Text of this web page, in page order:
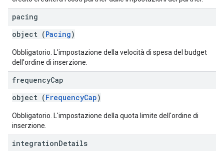
pacing
object (Pacing)
Obbligatorio. L'impostazione della velocità di spesa del budget
dell'ordine di inserzione.
frequencyCap
object (FrequencyCap)
Obbligatorio. L'impostazione della quota limite dell'ordine di
inserzione.
integrationDetails